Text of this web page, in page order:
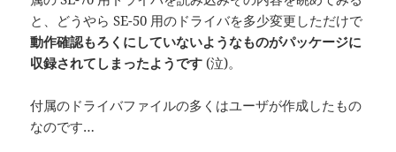
と、どうやら SE-50 用のドライバを多少変更しただけで
動作確認もろくにしていないようなものがパッケージに
収録されてしまったようです (泣)。
付属のドライバファイルの多くはユーザが作成したもの
なのです…